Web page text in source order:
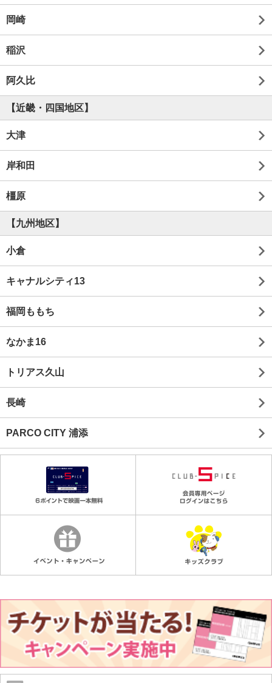
岡崎
稲沢
阿久比
【近畿・四国地区】
大津
岸和田
橿原
【九州地区】
小倉
キャナルシティ13
福岡ももち
なかま16
トリアス久山
長崎
PARCO CITY 浦添